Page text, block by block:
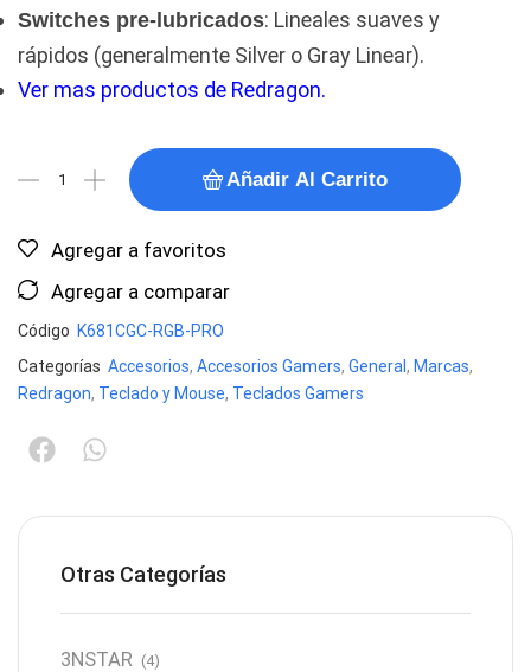
Switches pre-lubricados: Lineales suaves y
rápidos (generalmente Silver o Gray Linear).
Ver mas productos de Redragon.
Añadir Al Carrito
Agregar a favoritos
Agregar a comparar
Código K681CGC-RGB-PRO
Categorías Accesorios, Accesorios Gamers, General , Marcas,
Redragon, Teclado y Mouse, Teclados Gamers
Otras Categorías
3NSTAR (4)